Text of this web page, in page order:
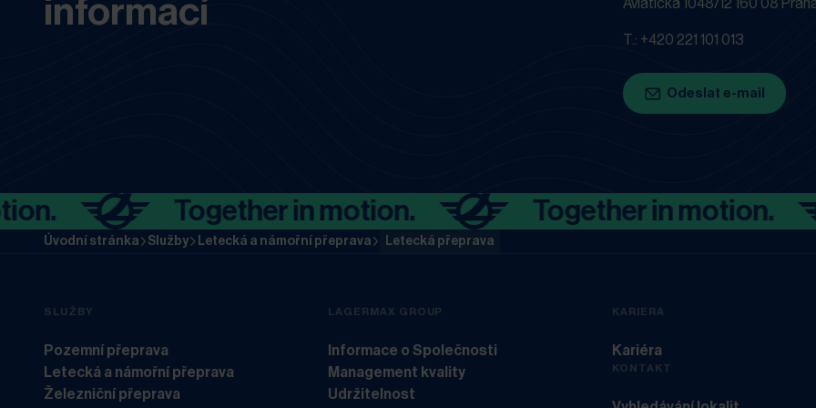
informací
Aviatická 1048/12 160 08
T.: +420 221 101 013
Odeslat e-mail
Together in motion. Together in motion.
Úvodní stránka Služby Letecká a námořní přeprava Letecká přeprava
SLUŽBY
Pozemní přeprava
Letecká a námořní přeprava
Železniční přeprava
LAGERMAX GROUP
Informace o Společnosti
Management kvality
Udržitelnost
KARIERA
Kariéra
KONTAKT